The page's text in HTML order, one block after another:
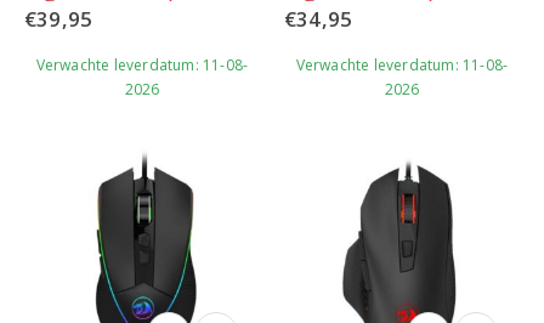
€39,95
Verwachte leverdatum: 11-08-
2026
€34,95
Verwachte leverdatum: 11-08-
2026